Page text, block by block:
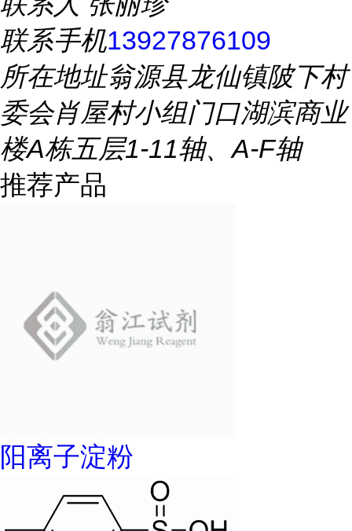
联系手机13927876109
所在地址翁源县龙仙镇陂下村
委会肖屋村小组门口湖滨商业
楼A栋五层1-11轴、A-F轴
推荐产品
阳离子淀粉